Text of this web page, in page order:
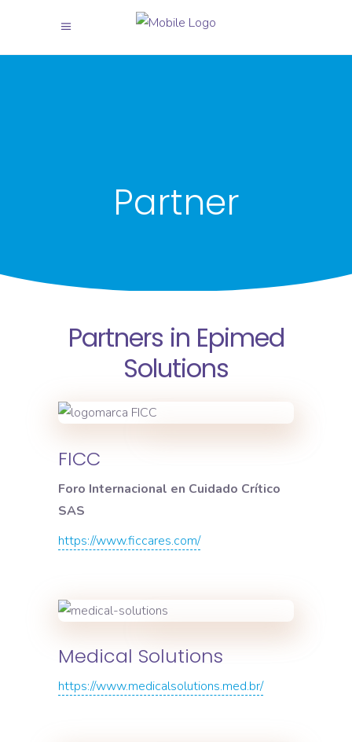
Partner
Partners in Epimed
Solutions
FICC
Foro Internacional en Cuidado Crítico
SAS
https://www.ficcares.com/
Medical Solutions
https://www.medicalsolutions.med.br/